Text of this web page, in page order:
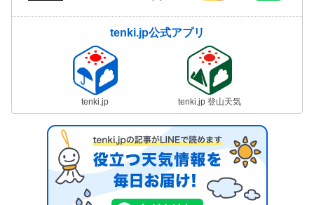
tenki.jp公式アプリ
tenki.jp tenki.jp 登山天気